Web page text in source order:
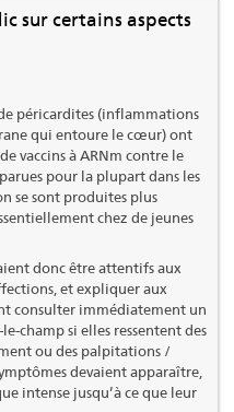
sur certains aspects
péricardites (inflammations
qui entoure le cœur) ont
vaccins à ARNm contre le
pour la plupart dans les
se sont produites plus
chez de jeunes
donc être attentifs aux
et expliquer aux
consulter immédiatement un
champ si elles ressentent des
ou des palpitations /
devaient apparaître,
intense jusqu’à ce que leur